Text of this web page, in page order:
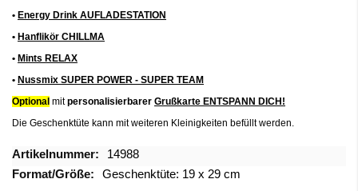
• Energy Drink AUFLADESTATION
• Hanflikör CHILLMA
• Mints RELAX
• Nussmix SUPER POWER - SUPER TEAM
Optional mitpersonalisierbarer Grußkarte ENTSPANN DICH!
Die Geschenktüte kann mit weiteren Kleinigkeiten befüllt werden.
Mehr
Informationen
14988
Geschenktüte: 19 x 29 cm